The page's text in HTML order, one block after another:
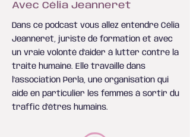
Avec Célia Jeanneret
Dans ce podcast vous allez entendre Célia
Jeanneret, juriste de formation et avec
un vraie volonté d’aider à lutter contre la
traite humaine. Elle travaille dans
l’association Perla, une organisation qui
aide en particulier les femmes à sortir du
traffic d’êtres humains.